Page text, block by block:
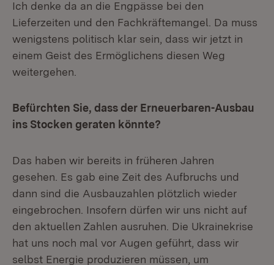
Ich denke da an die Engpässe bei den
Lieferzeiten und den Fachkräftemangel. Da muss
wenigstens politisch klar sein, dass wir jetzt in
einem Geist des Ermöglichens diesen Weg
weitergehen.
Befürchten Sie, dass der Erneuerbaren-Ausbau
ins Stocken geraten könnte?
Das haben wir bereits in früheren Jahren
gesehen. Es gab eine Zeit des Aufbruchs und
dann sind die Ausbauzahlen plötzlich wieder
eingebrochen. Insofern dürfen wir uns nicht auf
den aktuellen Zahlen ausruhen. Die Ukrainekrise
hat uns noch mal vor Augen geführt, dass wir
selbst Energie produzieren müssen, um